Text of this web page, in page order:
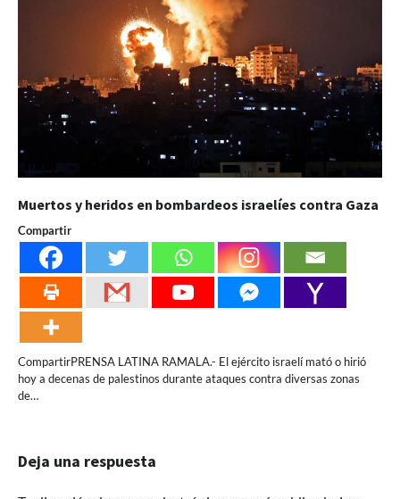
Muertos y heridos en bombardeos israelíes contra Gaza
Compartir
CompartirPRENSA LATINA RAMALA.- El ejército israelí mató o hirió
hoy a decenas de palestinos durante ataques contra diversas zonas
de…
Deja una respuesta